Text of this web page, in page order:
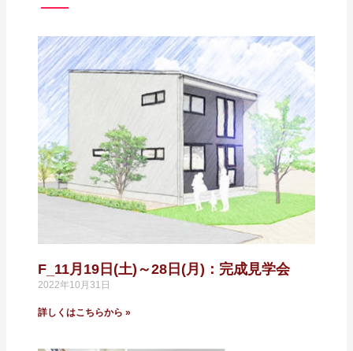
F_11月19日(土)～28日(月)：完成見学会
2022年10月31日
詳しくはこちらから »